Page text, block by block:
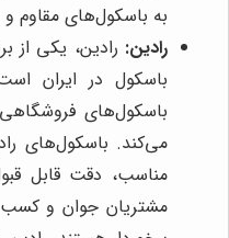
به باسکول‌های مقاوم و
رادین: رادین، یکی از
باسکول در ایران
باسکول‌های
می‌کند. باسکول‌های
مناسب، دقت قابل
مشتریان جوان و کسب